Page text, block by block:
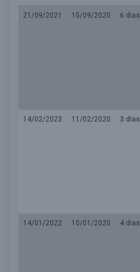
21/09/2021 15/09/2020
6 dias
14/02/2023 11/02/2020
3 dias
14/01/2022 10/01/2020
4 dias